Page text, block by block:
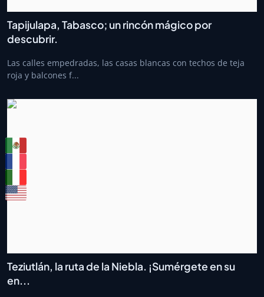
Tapijulapa, Tabasco; un rincón mágico por
descubrir.
Las calles empedradas, las casas blancas con techos de teja
roja y balcones f...
Teziutlán, la ruta de la Niebla. ¡Sumérgete en su
en...